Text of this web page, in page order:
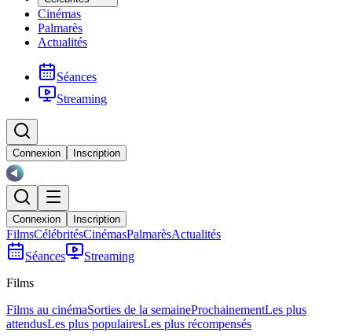
Cinémas
Palmarès
Actualités
Séances
Streaming
Connexion Inscription
Connexion Inscription
FilmsCélébritésCinémasPalmarèsActualités
Séances
Streaming
Films
Films au cinémaSorties de la semaineProchainementLes plus
attendusLes plus populairesLes plus récompensés